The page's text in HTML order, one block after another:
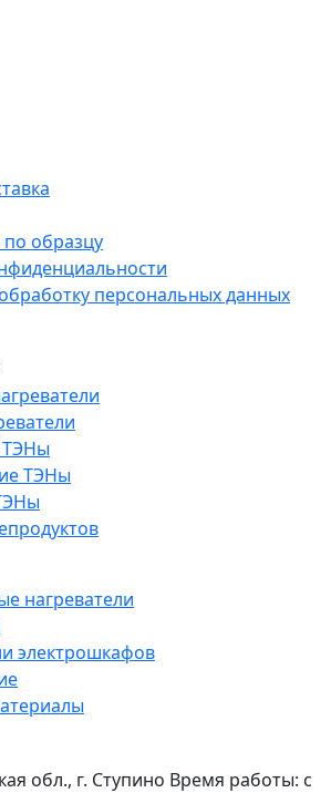
по образцу
персональных данных
ТЭНы
нагреватели
электрошкафов
обл., г. Ступино Время работы: с